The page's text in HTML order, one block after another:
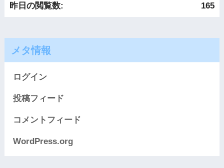
165
昨日の閲覧数:
メタ情報
ログイン
投稿フィード
コメントフィード
WordPress.org